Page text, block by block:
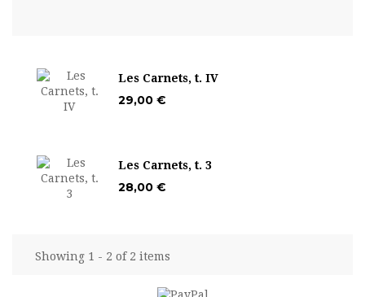
Les Carnets, t. IV
29,00 €
Les Carnets, t. 3
28,00 €
Showing 1 - 2 of 2 items